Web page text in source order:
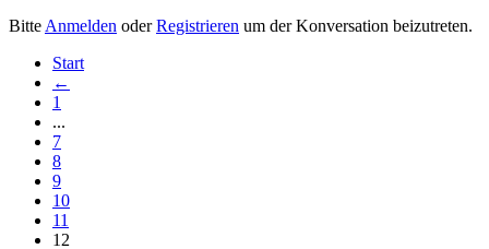
Bitte Anmelden oderRegistrieren um der Konversation beizutreten.
Start
←
1
...
7
8
9
10
11
12